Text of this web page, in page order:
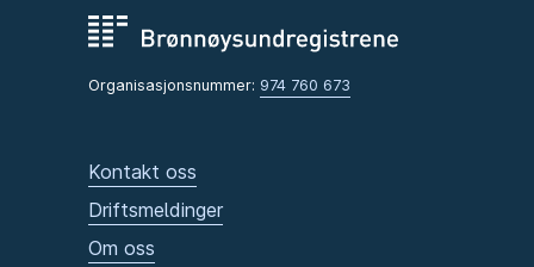
Organisasjonsnummer: 974 760 673
Kontakt oss
Driftsmeldinger
Om oss